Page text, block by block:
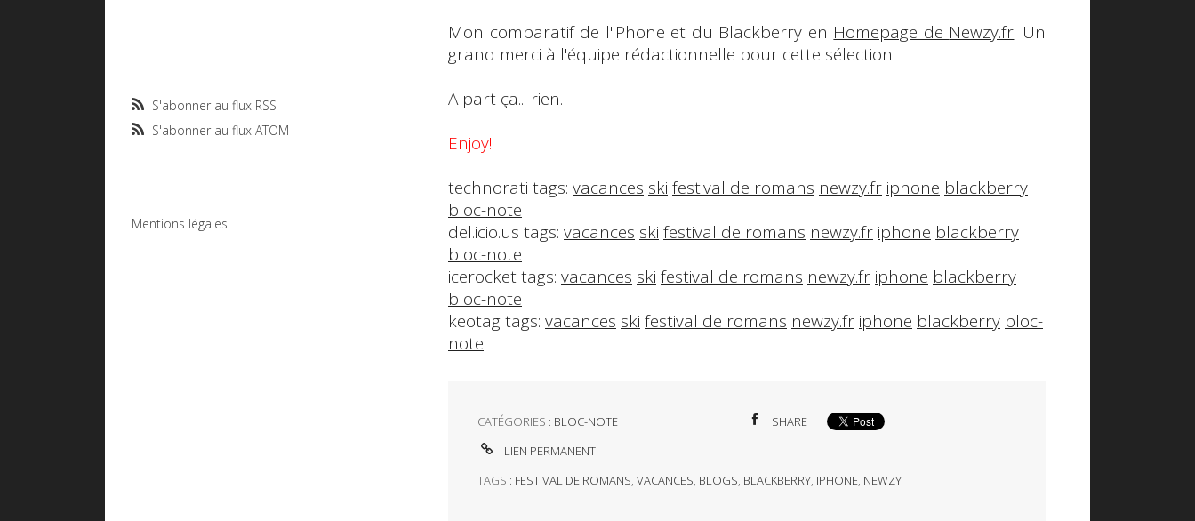
S'abonner au flux RSS
S'abonner au flux ATOM
Mentions légales
Mon comparatif de l'iPhone et du Blackberry en Homepage de Newzy.fr. Un
grand merci à l'équipe rédactionnelle pour cette sélection!
A part ça... rien.
Enjoy!
technorati tags: vacances ski festival de romans newzy.fr iphone blackberry
bloc-note
del.icio.us tags: vacances ski festival de romans newzy.fr iphone blackberry
bloc-note
icerocket tags: vacances ski festival de romans newzy.fr iphone blackberry
bloc-note
keotag tags: vacances ski festival de romans newzy.fr iphone blackberry bloc-
note
CATÉGORIES : BLOC-NOTE
SHARE
LIEN PERMANENT
TAGS : FESTIVAL DE ROMANS, VACANCES, BLOGS, BLACKBERRY, IPHONE, NEWZY